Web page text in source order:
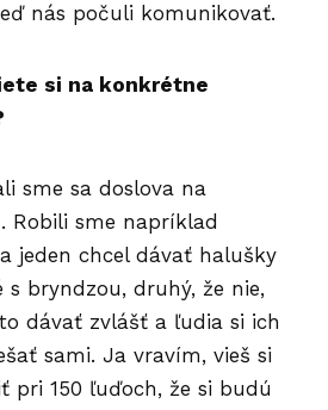
nás počuli komunikovať.
si na konkrétne
sme sa doslova na
Robili sme napríklad
jeden chcel dávať halušky
s bryndzou, druhý, že nie,
dávať zvlášť a ľudia si ich
sami. Ja vravím, vieš si
pri 150 ľuďoch, že si budú